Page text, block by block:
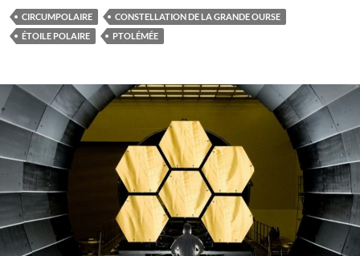
CIRCUMPOLAIRE
CONSTELLATION DE LA GRANDE OURSE
ÉTOILE POLAIRE
PTOLÉMÉE